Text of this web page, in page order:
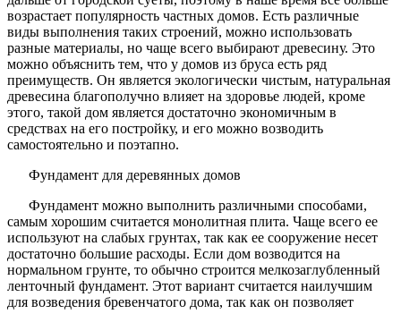
возрастает популярность частных домов. Есть различные
виды выполнения таких строений, можно использовать
разные материалы, но чаще всего выбирают древесину. Это
можно объяснить тем, что у домов из бруса есть ряд
преимуществ. Он является экологически чистым, натуральная
древесина благополучно влияет на здоровье людей, кроме
этого, такой дом является достаточно экономичным в
средствах на его постройку, и его можно возводить
самостоятельно и поэтапно.
Фундамент для деревянных домов
Фундамент можно выполнить различными способами,
самым хорошим считается монолитная плита. Чаще всего ее
используют на слабых грунтах, так как ее сооружение несет
достаточно большие расходы. Если дом возводится на
нормальном грунте, то обычно строится мелкозаглубленный
ленточный фундамент. Этот вариант считается наилучшим
для возведения бревенчатого дома, так как он позволяет